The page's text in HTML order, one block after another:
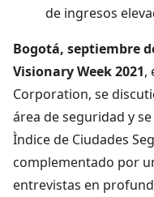
de ingresos
Bogotá, septiembre
Visionary Week 2021,
Corporation, se
área de seguridad y
Ìndice de Ciudades
complementado por
entrevistas en